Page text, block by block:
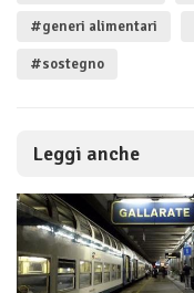
#generi alimentari
#sostegno
Leggi anche